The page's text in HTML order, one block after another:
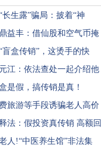
长生露”骗局：披着“神
益丰：借仙股和空气币掩
盲盒传销”，这烫手的快
江：依法查处一起介绍他
是假，搞传销是真！
旅游等手段诱骗老人高价
法：假投资真传销 高额回
人!“中医养生馆”非法集